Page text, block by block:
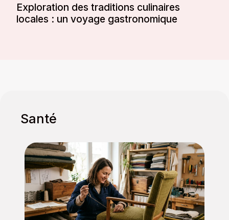
Exploration des traditions culinaires
locales : un voyage gastronomique
Santé